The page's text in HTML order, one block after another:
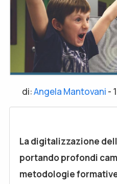
di:Angela Mantovani -
La digitalizzazione
portando profondi
metodologie